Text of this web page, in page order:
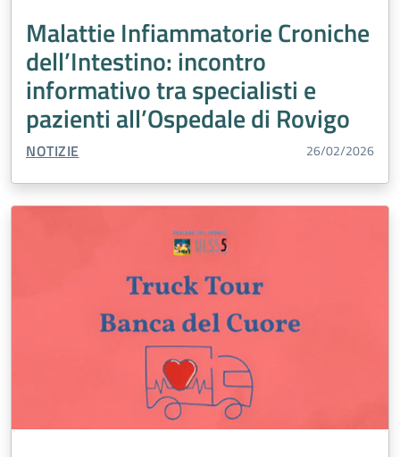
Malattie Infiammatorie Croniche
dell’Intestino: incontro
informativo tra specialisti e
pazienti all’Ospedale di Rovigo
TIPO CONTENUTO:
NOTIZIE 26/02/2026